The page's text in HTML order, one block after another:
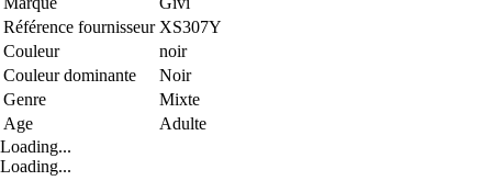
Référence fournisseur XS307Y
Couleur
noir
Couleur dominante
Noir
Genre
Mixte
Age
Adulte
Loading...
Loading...